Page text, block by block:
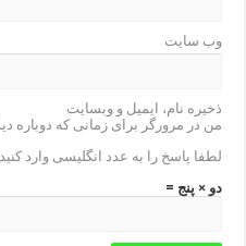
وب‌ سایت
ذخیره نام، ایمیل و وبسایت
من در مرورگر برای زمانی که دوباره
لطفا پاسخ را به عدد انگلیسی وارد
دو × پنج =